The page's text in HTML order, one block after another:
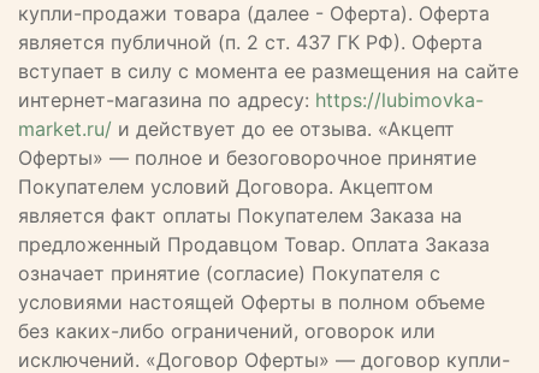
купли-продажи товара (далее - Оферта). Оферта
является публичной (п. 2 ст. 437 ГК РФ). Оферта
вступает в силу с момента ее размещения на сайте
интернет-магазина по адресу: https://lubimovka-
market.ru/ и действует до ее отзыва. «Акцепт
Оферты» — полное и безоговорочное принятие
Покупателем условий Договора. Акцептом
является факт оплаты Покупателем Заказа на
предложенный Продавцом Товар. Оплата Заказа
означает принятие (согласие) Покупателя с
условиями настоящей Оферты в полном объеме
без каких-либо ограничений, оговорок или
исключений. «Договор Оферты» — договор купли-